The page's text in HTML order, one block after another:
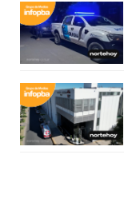
GRATIS
EN
ARGENTINA:
VS
OTRAS
PLATAFORMAS